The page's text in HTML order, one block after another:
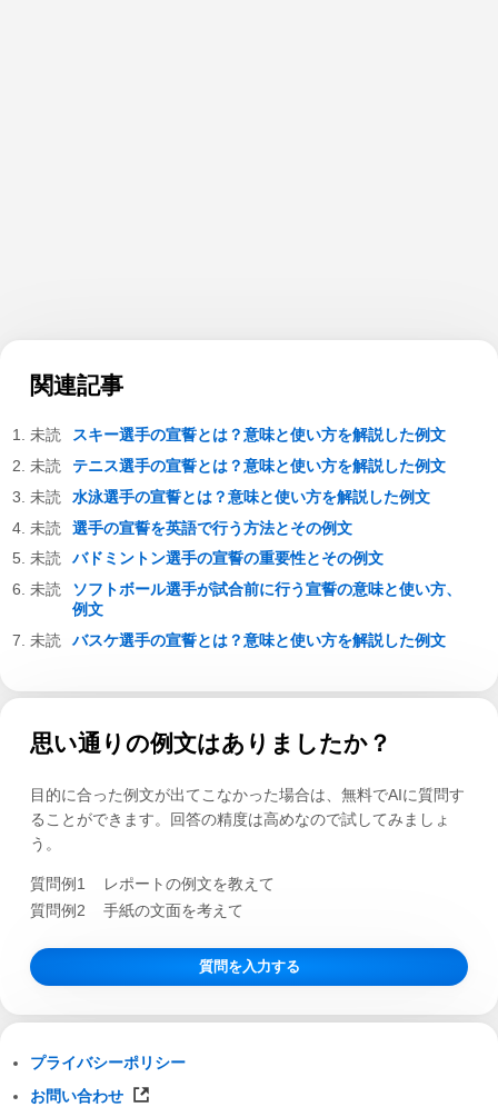
関連記事
スキー選手の宣誓とは？意味と使い方を解説した例文
テニス選手の宣誓とは？意味と使い方を解説した例文
水泳選手の宣誓とは？意味と使い方を解説した例文
選手の宣誓を英語で行う方法とその例文
バドミントン選手の宣誓の重要性とその例文
ソフトボール選手が試合前に行う宣誓の意味と使い方、
例文
バスケ選手の宣誓とは？意味と使い方を解説した例文
思い通りの例文はありましたか？
目的に合った例文が出てこなかった場合は、無料でAIに質問す
ることができます。回答の精度は高めなので試してみましょ
う。
質問例1
レポートの例文を教えて
質問例2
手紙の文面を考えて
質問を入力する
プライバシーポリシー
お問い合わせ